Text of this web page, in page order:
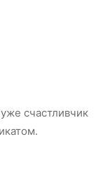
счастливчик